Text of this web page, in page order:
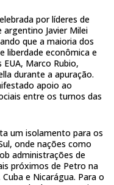
por líderes de
Javier Milei
que a maioria dos
liberdade econômica e
Marco Rubio,
durante a apuração.
apoio ao
entre os turnos das
um isolamento para os
onde nações como
administrações de
próximos de Petro na
e Nicarágua. Para o